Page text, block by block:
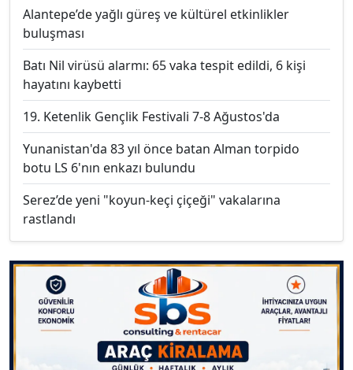
Alantepe’de yağlı güreş ve kültürel etkinlikler
buluşması
Batı Nil virüsü alarmı: 65 vaka tespit edildi, 6 kişi
hayatını kaybetti
19. Ketenlik Gençlik Festivali 7-8 Ağustos'da
Yunanistan'da 83 yıl önce batan Alman torpido
botu LS 6'nın enkazı bulundu
Serez’de yeni "koyun-keçi çiçeği" vakalarına
rastlandı